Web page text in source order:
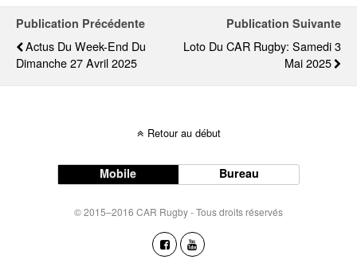
Publication Précédente
Actus Du Week-End Du
Dimanche 27 Avril 2025
Publication Suivante
Loto Du CAR Rugby: Samedi 3
Mai 2025
Retour au début
Mobile Bureau
© 2015–2016 CAR Rugby - Tous droits réservés